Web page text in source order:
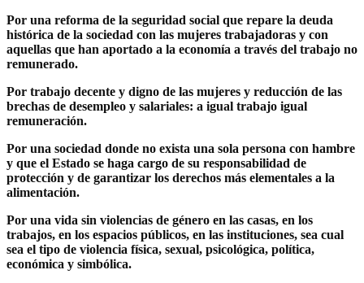
Por una reforma de la seguridad social que repare la deuda
histórica de la sociedad con las mujeres trabajadoras y con
aquellas que han aportado a la economía a través del trabajo no
remunerado.
Por trabajo decente y digno de las mujeres y reducción de las
brechas de desempleo y salariales: a igual trabajo igual
remuneración.
Por una sociedad donde no exista una sola persona con hambre
y que el Estado se haga cargo de su responsabilidad de
protección y de garantizar los derechos más elementales a la
alimentación.
Por una vida sin violencias de género en las casas, en los
trabajos, en los espacios públicos, en las instituciones, sea cual
sea el tipo de violencia física, sexual, psicológica, política,
económica y simbólica.